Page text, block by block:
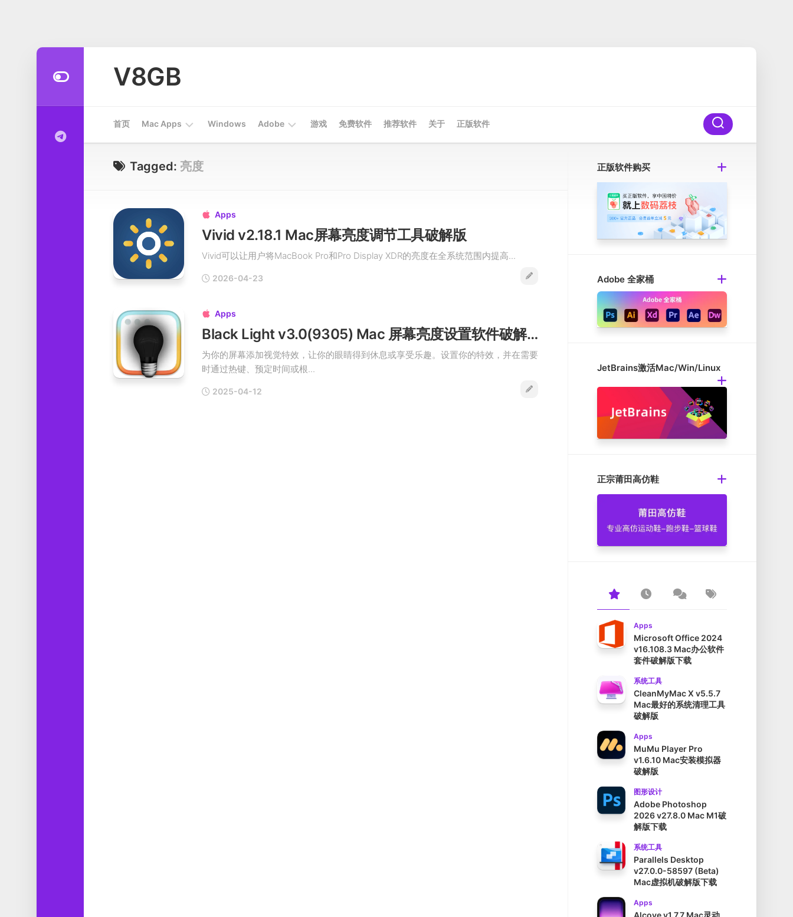
V8GB
首页 Mac Apps
Apps
工
系
统
具
形
设
媒
体
Windows Adobe 游戏 免费软件 推荐软件 关于 正版软件
Tagged: 亮度
 Apps
Vivid v2.18.1 Mac屏幕亮度调节工具破解版
Vivid可以让用户将MacBook Pro和Pro Display XDR的亮度在全系统范围内提高...
2026-04-23
 Apps
Black Light v3.0(9305) Mac 屏幕亮度设置软件破解版
为你的屏幕添加视觉特效，让你的眼睛得到休息或享受乐趣。设置你的特效，并在需要
时通过热键、预定时间或根...
2025-04-12
正版软件购买
Adobe 全家桶
JetBrains激活Mac/Win/Linux
正宗莆田高仿鞋
Apps
Microsoft Office 2024
v16.108.3 Mac办公软件
套件破解版下载
系统工具
CleanMyMac X v5.5.7
Mac最好的系统清理工具
破解版
Apps
MuMu Player Pro
v1.6.10 Mac安装模拟器
破解版
图形设计
Adobe Photoshop
2026 v27.8.0 Mac M1破
解版下载
系统工具
Parallels Desktop
v27.0.0-58597 (Beta)
Mac虚拟机破解版下载
Apps